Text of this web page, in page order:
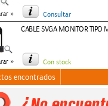
» Consultar
»
CABLE SVGA MONITOR TIPO
Con stock
encontrados